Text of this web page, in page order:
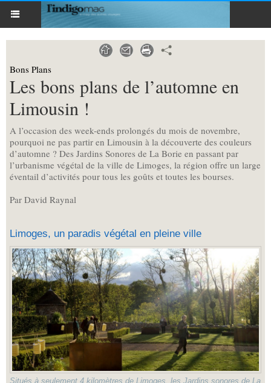
Bons Plans
Les bons plans de l’automne en
Limousin !
A l’occasion des week-ends prolongés du mois de novembre,
pourquoi ne pas partir en Limousin à la découverte des couleurs
d’automne ? Des Jardins Sonores de La Borie en passant par
l’urbanisme végétal de la ville de Limoges, la région offre un large
éventail d’activités pour tous les goûts et toutes les bourses.
Par David Raynal
Limoges, un paradis végétal en pleine ville
Situés à seulement 4 kilomètres de Limoges, les Jardins sonores de La